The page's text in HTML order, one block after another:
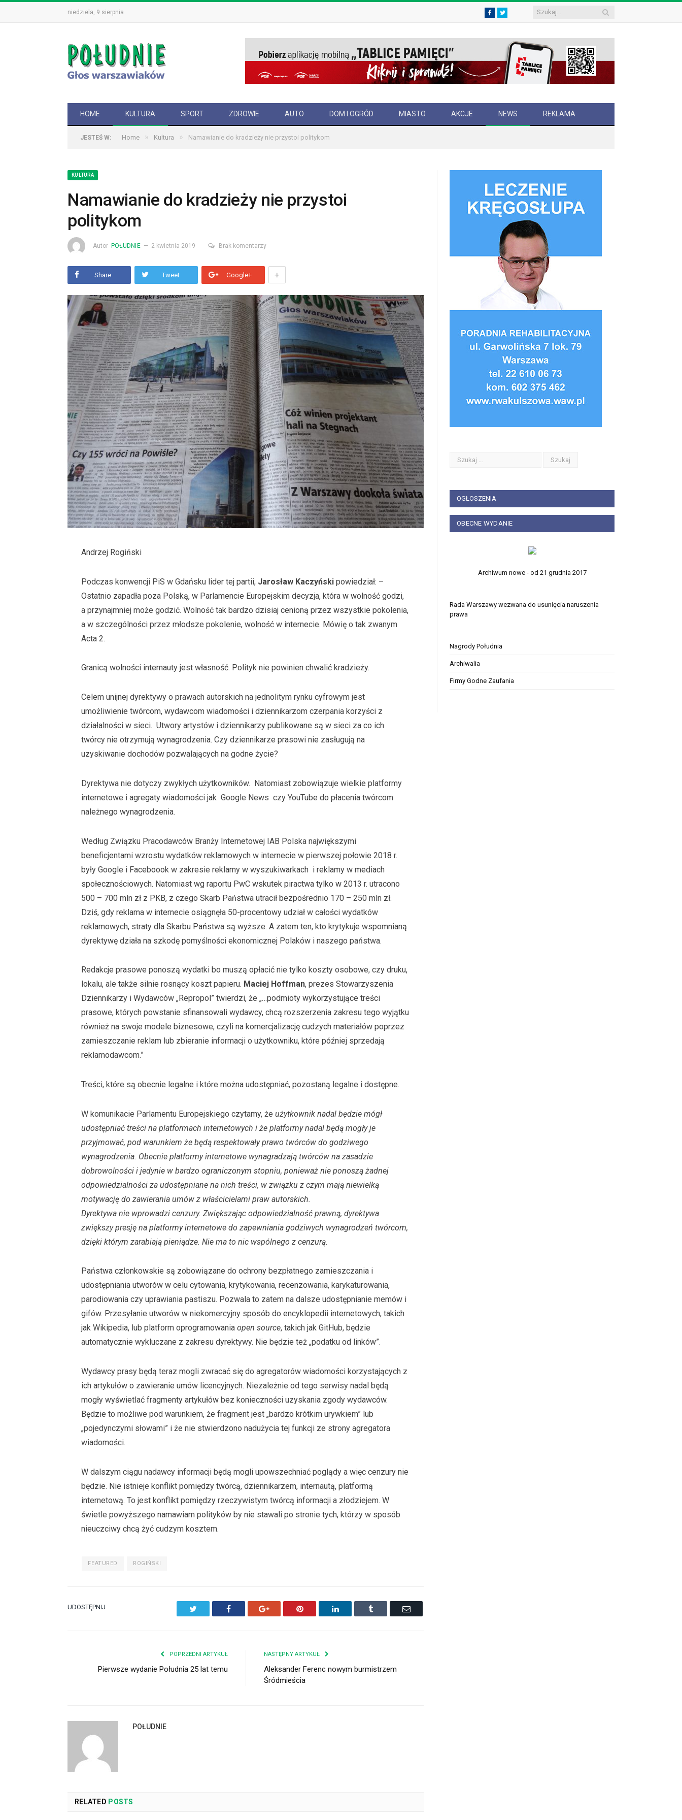
niedziela, 9 sierpnia FacebookTwitter
HOME KULTURA SPORT ZDROWIE AUTO DOM I OGRÓD MIASTO AKCJE NEWS REKLAMA
JESTEŚ W: Home » Kultura » Namawianie do kradzieży nie przystoi politykom
KULTURA
Namawianie do kradzieży nie przystoi
politykom
Autor POŁUDNIE 2 kwietnia 2019 Brak komentarzy
Share Tweet Google+ +
Andrzej Rogiński
Podczas konwencji PiS w Gdańsku lider tej partii, Jarosław Kaczyński powiedział: –
Ostatnio zapadła poza Polską, w Parlamencie Europejskim decyzja, która w wolność godzi,
a przynajmniej może godzić. Wolność tak bardzo dzisiaj cenioną przez wszystkie pokolenia,
a w szczególności przez młodsze pokolenie, wolność w internecie. Mówię o tak zwanym
Acta 2.
Granicą wolności internauty jest własność. Polityk nie powinien chwalić kradzieży.
Celem unijnej dyrektywy o prawach autorskich na jednolitym rynku cyfrowym jest
umożliwienie twórcom, wydawcom wiadomości i dziennikarzom czerpania korzyści z
działalności w sieci. Utwory artystów i dziennikarzy publikowane są w sieci za co ich
twórcy nie otrzymują wynagrodzenia. Czy dziennikarze prasowi nie zasługują na
uzyskiwanie dochodów pozwalających na godne życie?
Dyrektywa nie dotyczy zwykłych użytkowników. Natomiast zobowiązuje wielkie platformy
internetowe i agregaty wiadomości jak Google News czy YouTube do płacenia twórcom
należnego wynagrodzenia.
Według Związku Pracodawców Branży Internetowej IAB Polska największymi
beneficjentami wzrostu wydatków reklamowych w internecie w pierwszej połowie 2018 r.
były Google i Faceboook w zakresie reklamy w wyszukiwarkach i reklamy w mediach
społecznościowych. Natomiast wg raportu PwC wskutek piractwa tylko w 2013 r. utracono
500 – 700 mln zł z PKB, z czego Skarb Państwa utracił bezpośrednio 170 – 250 mln zł.
Dziś, gdy reklama w internecie osiągnęła 50-procentowy udział w całości wydatków
reklamowych, straty dla Skarbu Państwa są wyższe. A zatem ten, kto krytykuje wspomnianą
dyrektywę działa na szkodę pomyślności ekonomicznej Polaków i naszego państwa.
Redakcje prasowe ponoszą wydatki bo muszą opłacić nie tylko koszty osobowe, czy druku,
lokalu, ale także silnie rosnący koszt papieru. Maciej Hoffman, prezes Stowarzyszenia
Dziennikarzy i Wydawców „Repropol” twierdzi, że „…podmioty wykorzystujące treści
prasowe, których powstanie sfinansowali wydawcy, chcą rozszerzenia zakresu tego wyjątku
również na swoje modele biznesowe, czyli na komercjalizację cudzych materiałów poprzez
zamieszczanie reklam lub zbieranie informacji o użytkowniku, które później sprzedają
reklamodawcom.”
Treści, które są obecnie legalne i które można udostępniać, pozostaną legalne i dostępne.
W komunikacie Parlamentu Europejskiego czytamy, żeużytkownik nadal będzie mógł
udostępniać treści na platformach internetowych i że platformy nadal będą mogły je
przyjmować, pod warunkiem że będą respektowały prawo twórców do godziwego
wynagrodzenia. Obecnie platformy internetowe wynagradzają twórców na zasadzie
dobrowolności i jedynie w bardzo ograniczonym stopniu, ponieważ nie ponoszą żadnej
odpowiedzialności za udostępniane na nich treści, w związku z czym mają niewielką
motywację do zawierania umów z właścicielami praw autorskich.
Dyrektywa nie wprowadzi cenzury. Zwiększając odpowiedzialność prawną, dyrektywa
zwiększy presję na platformy internetowe do zapewniania godziwych wynagrodzeń twórcom,
dzięki którym zarabiają pieniądze. Nie ma to nic wspólnego z cenzurą.
Państwa członkowskie są zobowiązane do ochrony bezpłatnego zamieszczania i
udostępniania utworów w celu cytowania, krytykowania, recenzowania, karykaturowania,
parodiowania czy uprawiania pastiszu. Pozwala to zatem na dalsze udostępnianie memów i
gifów. Przesyłanie utworów w niekomercyjny sposób do encyklopedii internetowych, takich
jak Wikipedia, lub platform oprogramowaniaopen source, takich jak GitHub, będzie
automatycznie wykluczane z zakresu dyrektywy. Nie będzie też „podatku od linków”.
Wydawcy prasy będą teraz mogli zwracać się do agregatorów wiadomości korzystających z
ich artykułów o zawieranie umów licencyjnych. Niezależnie od tego serwisy nadal będą
mogły wyświetlać fragmenty artykułów bez konieczności uzyskania zgody wydawców.
Będzie to możliwe pod warunkiem, że fragment jest „bardzo krótkim urywkiem” lub
„pojedynczymi słowami” i że nie stwierdzono nadużycia tej funkcji ze strony agregatora
wiadomości.
W dalszym ciągu nadawcy informacji będą mogli upowszechniać poglądy a więc cenzury nie
będzie. Nie istnieje konflikt pomiędzy twórcą, dziennikarzem, internautą, platformą
internetową. To jest konflikt pomiędzy rzeczywistym twórcą informacji a złodziejem. W
świetle powyższego namawiam polityków by nie stawali po stronie tych, którzy w sposób
nieuczciwy chcą żyć cudzym kosztem.
FEATURED ROGIŃSKI
UDOSTĘPNIJ Facebook Google+ Pinterest LinkedIn Tumblr Email
POPRZEDNI ARTYKUŁ
Pierwsze wydanie Południa 25 lat temu
NASTĘPNY ARTYKUŁ
Aleksander Ferenc nowym burmistrzem
Śródmieścia
POŁUDNIE
RELATED POSTS
OGŁOSZENIA
OBECNE WYDANIE
Archiwum nowe - od 21 grudnia 2017
Rada Warszawy wezwana do usunięcia naruszenia
prawa
Nagrody Południa
Archiwalia
Firmy Godne Zaufania